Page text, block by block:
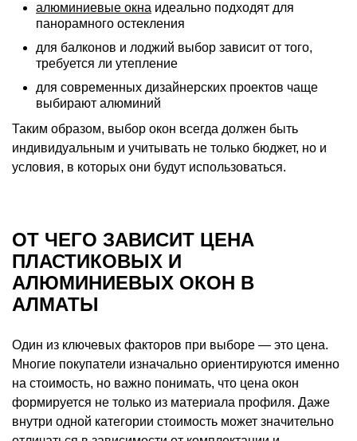
алюминиевые окна идеально подходят для
панорамного остекления
для балконов и лоджий выбор зависит от того,
требуется ли утепление
для современных дизайнерских проектов чаще
выбирают алюминий
Таким образом, выбор окон всегда должен быть
индивидуальным и учитывать не только бюджет, но и
условия, в которых они будут использоваться.
ОТ ЧЕГО ЗАВИСИТ ЦЕНА
ПЛАСТИКОВЫХ И
АЛЮМИНИЕВЫХ ОКОН В
АЛМАТЫ
Один из ключевых факторов при выборе — это цена.
Многие покупатели изначально ориентируются именно
на стоимость, но важно понимать, что цена окон
формируется не только из материала профиля. Даже
внутри одной категории стоимость может значительно